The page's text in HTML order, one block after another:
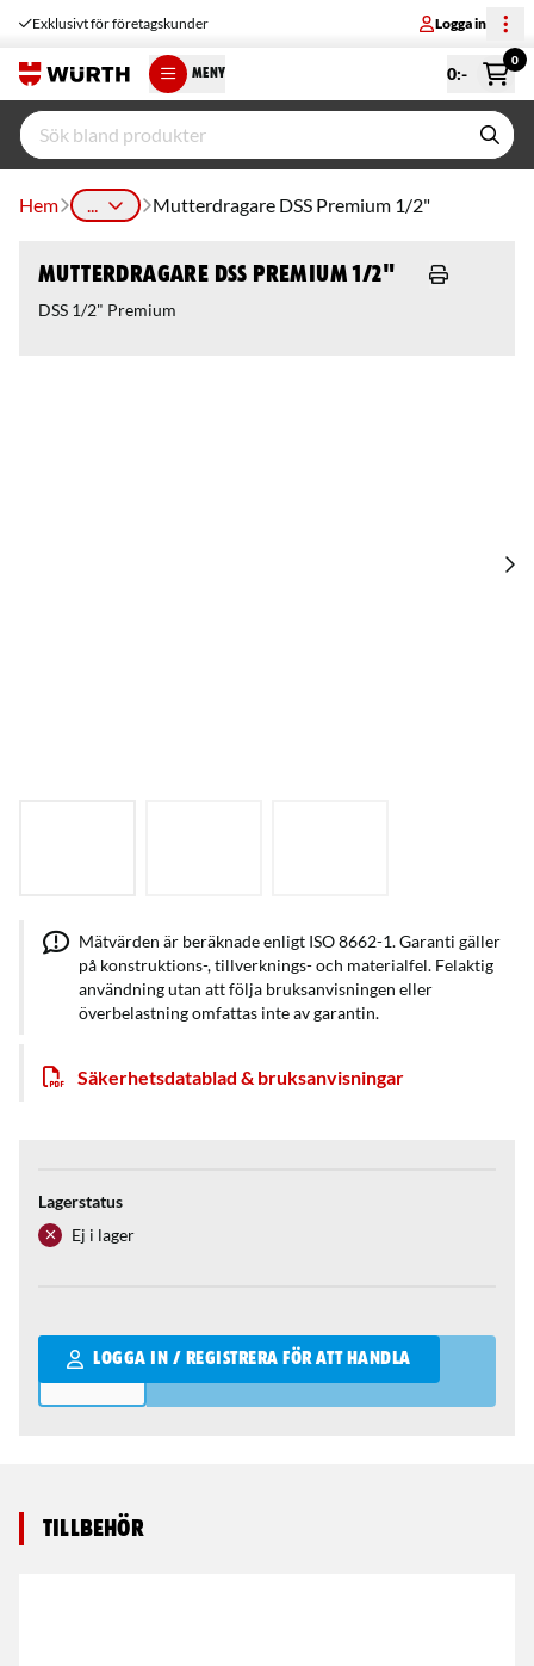
Exklusivt för företagskunder Logga in
MENY 0:-
0
Hem ... Mutterdragare DSS Premium 1/2"
Mutterdragare DSS Premium 1/2"
DSS 1/2" Premium
Mätvärden är beräknade enligt ISO 8662-1. Garanti gäller
på konstruktions-, tillverknings- och materialfel. Felaktig
användning utan att följa bruksanvisningen eller
överbelastning omfattas inte av garantin.
Säkerhetsdatablad & bruksanvisningar
Lagerstatus
Ej i lager
LOGGA IN / REGISTRERA FÖR ATT HANDLA
Qantity
Tillbehör